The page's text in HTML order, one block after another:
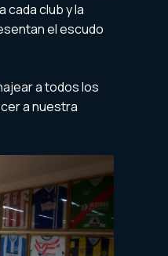
cada club y la
el escudo
a todos los
a nuestra